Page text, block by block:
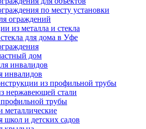
по месту установки
ограждений
из металла и стекла
для дома в Уфе
дом
инвалидов
инвалидов
из профильной трубы
нержавеющей стали
трубы
металлические
школ и детских садов